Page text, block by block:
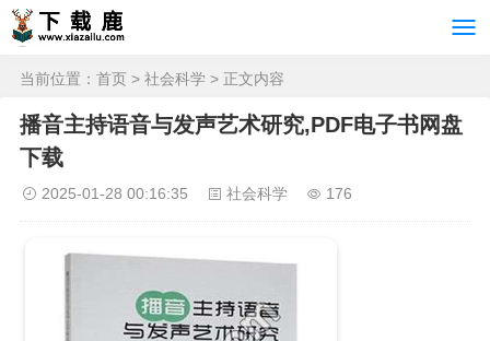
当前位置： 首页 > 社会科学 > 正文内容
播音主持语音与发声艺术研究,PDF电子书网盘
下载
2025-01-28 00:16:35 社会科学 176